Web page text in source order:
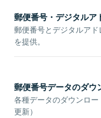
郵便番号・デジタルア
郵便番号とデジタルア
を提供。
郵便番号データのダウ
各種データのダウンロ
更新）